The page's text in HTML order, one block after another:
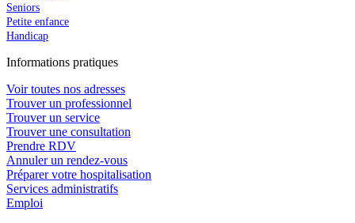
Seniors
Petite enfance
Handicap
Informations pratiques
Voir toutes nos adresses
Trouver un professionnel
Trouver un service
Trouver une consultation
Prendre RDV
Annuler un rendez-vous
Préparer votre hospitalisation
Services administratifs
Emploi​